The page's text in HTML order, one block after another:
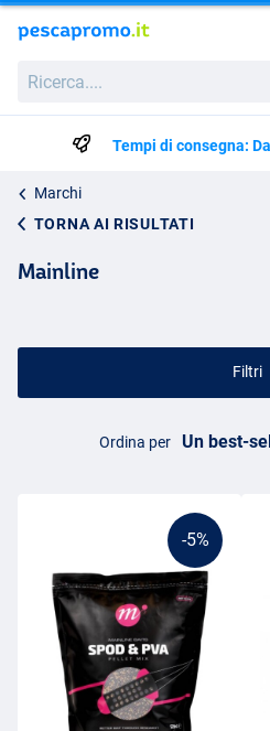
Tempi di consegna:
Marchi
TORNA AI RISULTATI
Mainline
Filtri
Ordina per
-5%